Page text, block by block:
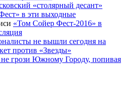
«столярный десант»
в эти выходные
«Том Сойер Фест-2016» в
не вышли сегодня на
против «Звезды»
грози Южному Городу, попивая